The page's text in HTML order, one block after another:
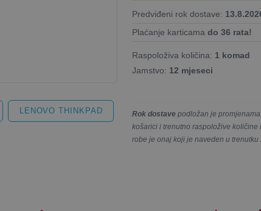
LENOVO THINKPAD
Predviđeni rok dostave:
Plaćanje karticama do 36 rata!
Raspoloživa količina: 1 komad
Jamstvo: 12 mjeseci
Rok dostave podložan je
košarici i trenutno raspoložive
robe je onaj koji je naveden u